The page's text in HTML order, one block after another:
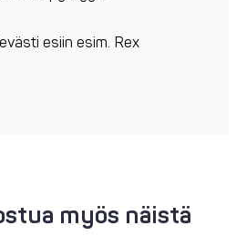
esiin esim. Rex
myös näistä